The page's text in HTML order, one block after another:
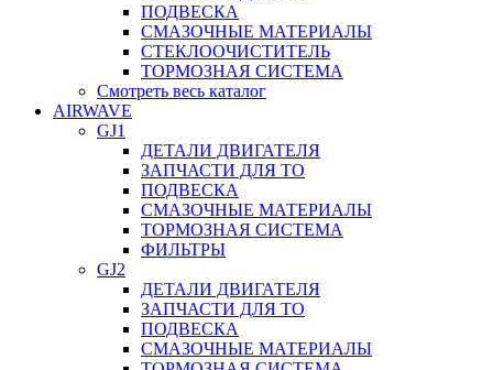
ПОДВЕСКА
СМАЗОЧНЫЕ МАТЕРИАЛЫ
СТЕКЛООЧИСТИТЕЛЬ
ТОРМОЗНАЯ СИСТЕМА
Смотреть весь каталог
AIRWAVE
GJ1
ДЕТАЛИ ДВИГАТЕЛЯ
ЗАПЧАСТИ ДЛЯ ТО
ПОДВЕСКА
СМАЗОЧНЫЕ МАТЕРИАЛЫ
ТОРМОЗНАЯ СИСТЕМА
ФИЛЬТРЫ
GJ2
ДЕТАЛИ ДВИГАТЕЛЯ
ЗАПЧАСТИ ДЛЯ ТО
ПОДВЕСКА
СМАЗОЧНЫЕ МАТЕРИАЛЫ